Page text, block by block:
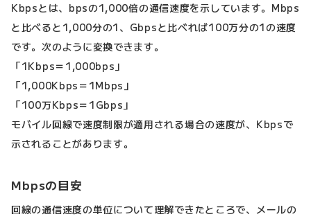
Kbpsとは、bpsの1,000倍の通信速度を示しています。Mbps
と比べると1,000分の1、Gbpsと比べれば100万分の1の速度
です。次のように変換できます。
「1Kbps＝1,000bps」
「1,000Kbps＝1Mbps」
「100万Kbps＝1Gbps」
モバイル回線で速度制限が適用される場合の速度が、Kbpsで
示されることがあります。
Mbpsの目安
回線の通信速度の単位について理解できたところで、メールの